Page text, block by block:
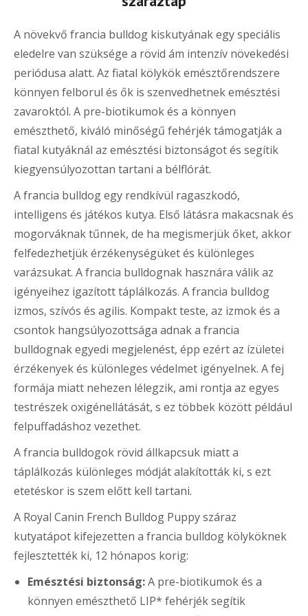
A növekvő francia bulldog kiskutyának egy speciális
eledelre van szüksége a rövid ám intenzív növekedési
periódusa alatt. Az fiatal kölykök emésztőrendszere
könnyen felborul és ők is szenvedhetnek emésztési
zavaroktól. A pre-biotikumok és a könnyen
emészthető, kiváló minőségű fehérjék támogatják a
fiatal kutyáknál az emésztési biztonságot és segítik
kiegyensúlyozottan tartani a bélflórát.
A francia bulldog egy rendkívül ragaszkodó,
intelligens és játékos kutya. Első látásra makacsnak és
mogorváknak tűnnek, de ha megismerjük őket, akkor
felfedezhetjük érzékenységüket és különleges
varázsukat. A francia bulldognak hasznára válik az
igényeihez igazított táplálkozás. A francia bulldog
izmos, szívós és agilis. Kompakt teste, az izmok és a
csontok hangsúlyozottsága adnak a francia
bulldognak egyedi megjelenést, épp ezért az ízületei
érzékenyek és különleges védelmet igényelnek. A fej
formája miatt nehezen lélegzik, ami rontja az egyes
testrészek oxigénellátását, s ez többek között például
felpuffadáshoz vezethet.
A francia bulldogok rövid állkapcsuk miatt a
táplálkozás különleges módját alakították ki, s ezt
etetéskor is szem előtt kell tartani.
A Royal Canin French Bulldog Puppy száraz
kutyatápot kifejezetten a francia bulldog kölyköknek
fejlesztették ki, 12 hónapos korig:
Emésztési biztonság:A pre-biotikumok és a
könnyen emészthető LIP* fehérjék segítik